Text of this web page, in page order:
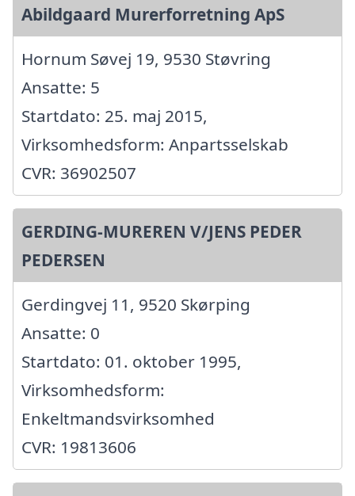
Abildgaard Murerforretning ApS
Hornum Søvej 19, 9530 Støvring
Ansatte: 5
Startdato: 25. maj 2015,
Virksomhedsform: Anpartsselskab
CVR: 36902507
GERDING-MUREREN V/JENS PEDER
PEDERSEN
Gerdingvej 11, 9520 Skørping
Ansatte: 0
Startdato: 01. oktober 1995,
Virksomhedsform:
Enkeltmandsvirksomhed
CVR: 19813606